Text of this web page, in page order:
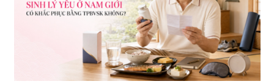
880.000 đ 5.500.000 đ